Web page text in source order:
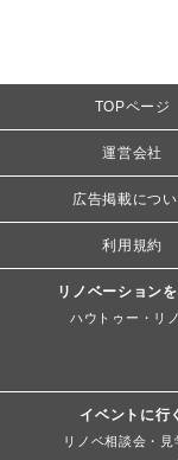
TOPページ
運営会社
広告掲載につ
利用規約
リノベーション
ハウトゥー・リ
イベントに行
リノベ相談会・見